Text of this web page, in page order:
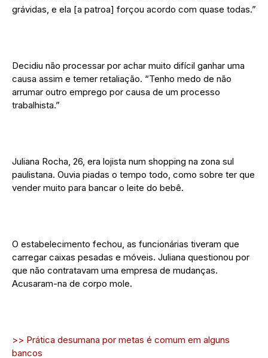
grávidas, e ela [a patroa] forçou acordo com quase todas.”
Decidiu não processar por achar muito difícil ganhar uma
causa assim e temer retaliação. “Tenho medo de não
arrumar outro emprego por causa de um processo
trabalhista.”
Juliana Rocha, 26, era lojista num shopping na zona sul
paulistana. Ouvia piadas o tempo todo, como sobre ter que
vender muito para bancar o leite do bebê.
O estabelecimento fechou, as funcionárias tiveram que
carregar caixas pesadas e móveis. Juliana questionou por
que não contratavam uma empresa de mudanças.
Acusaram-na de corpo mole.
>> Prática desumana por metas é comum em alguns
bancos